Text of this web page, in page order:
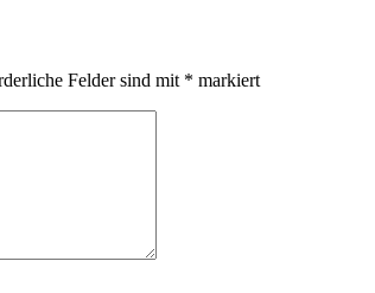
Felder sind mit * markiert